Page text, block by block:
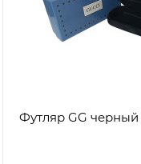
Футляр GG черный